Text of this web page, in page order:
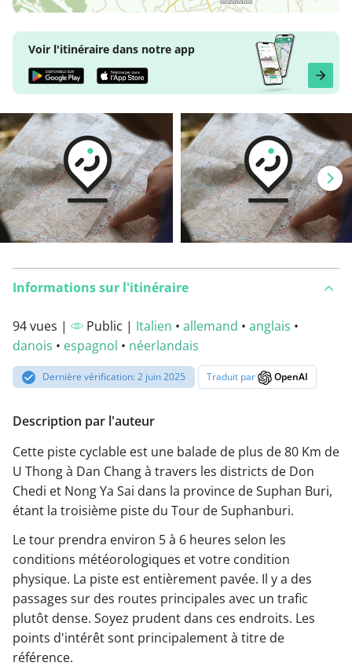
Voir l'itinéraire dans notre app
Informations sur l'itinéraire
94 vues | Public | Italien • allemand • anglais •
danois • espagnol • néerlandais
Dernière vérification: 2 juin 2025 Traduit par OpenAI
Description par l'auteur
Cette piste cyclable est une balade de plus de 80 Km de
U Thong à Dan Chang à travers les districts de Don
Chedi et Nong Ya Sai dans la province de Suphan Buri,
étant la troisième piste du Tour de Suphanburi.
Le tour prendra environ 5 à 6 heures selon les
conditions météorologiques et votre condition
physique. La piste est entièrement pavée. Il y a des
passages sur des routes principales avec un trafic
plutôt dense. Soyez prudent dans ces endroits. Les
points d'intérêt sont principalement à titre de
référence.